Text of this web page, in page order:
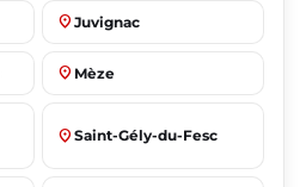
place Juvignac
place Mèze
place Saint-Gély-du-Fesc